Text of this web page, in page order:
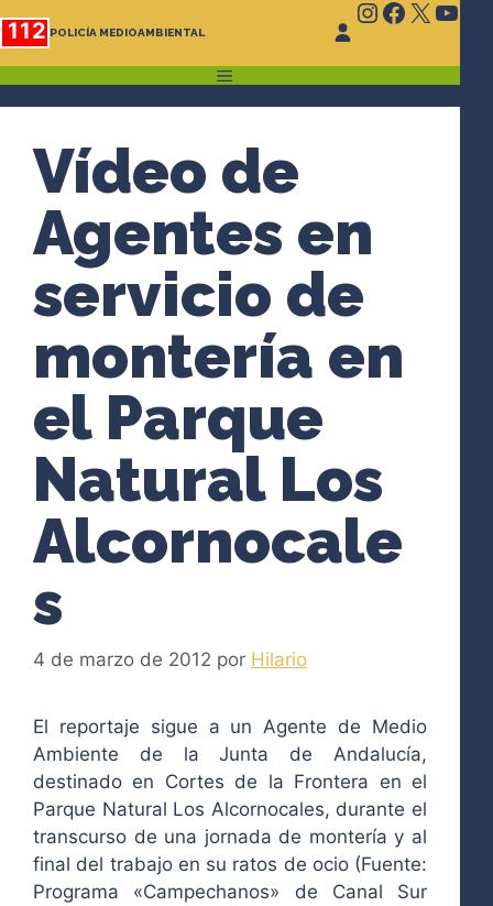
Saltar
al
contenido
112 POLICÍA MEDIOAMBIENTAL
Instagram
X
MENÚ
Vídeo de
Agentes en
servicio de
montería en
el Parque
Natural Los
Alcornocale
s
4 de marzo de 2012 por Hilario
El reportaje sigue a un Agente de Medio
Ambiente de la Junta de Andalucía,
destinado en Cortes de la Frontera en el
Parque Natural Los Alcornocales, durante el
transcurso de una jornada de montería y al
final del trabajo en su ratos de ocio (Fuente:
Programa «Campechanos» de Canal Sur